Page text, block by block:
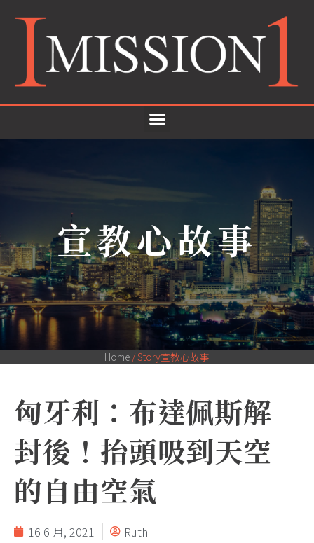
宣教心故事
Home /Story宣教心故事
匈牙利：布達佩斯解
封後！抬頭吸到天空
的自由空氣
16 6 月, 2021
Ruth